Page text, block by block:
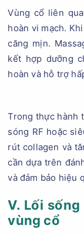
Vùng cổ liên
hoàn vi mạch.
căng mịn.
kết hợp dưỡng
hoàn và hỗ trợ
Trong thực hành
sóng RF hoặc
rút collagen và
cần dựa trên
và đảm bảo hiệu
V. Lối
vùng cổ